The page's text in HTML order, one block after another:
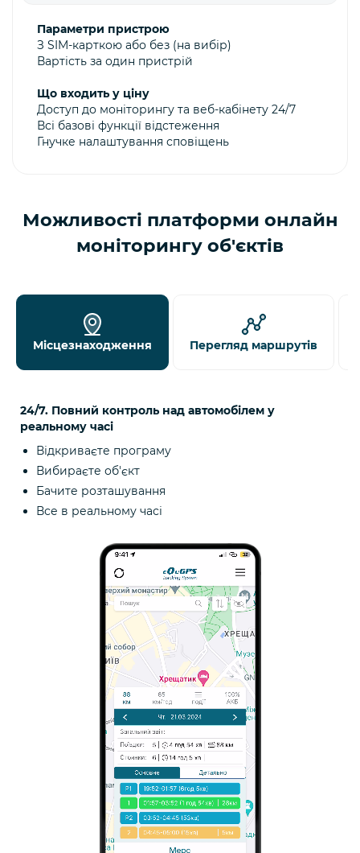
Параметри пристрою
З SIM-карткою або без (на вибір)
Вартість за один пристрій
Що входить у ціну
Доступ до моніторингу та веб-кабінету 24/7
Всі базові функції відстеження
Гнучке налаштування сповіщень
Можливості платформи онлайн
моніторингу об'єктів
Місцезнаходження Перегляд маршрутів
24/7. Повний контроль над автомобілем у
реальному часі
Відкриваєте програму
Вибираєте об'єкт
Бачите розташування
Все в реальному часі